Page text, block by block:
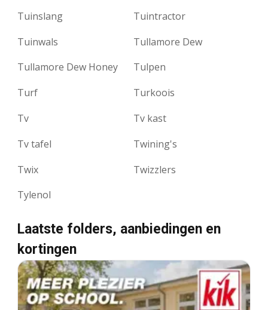
Tuinslang
Tuintractor
Tuinwals
Tullamore Dew
Tullamore Dew Honey
Tulpen
Turf
Turkoois
Tv
Tv kast
Tv tafel
Twining's
Twix
Twizzlers
Tylenol
Laatste folders, aanbiedingen en
kortingen